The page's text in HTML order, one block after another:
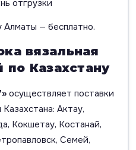
отгрузки
Алматы — бесплатно.
вязальная
по Казахстану
осуществляет поставки
Актау,
Кокшетау, Костанай,
Семей,